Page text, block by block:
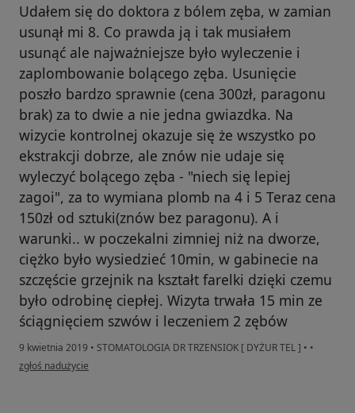
Udałem się do doktora z bólem zęba, w zamian
usunął mi 8. Co prawda ją i tak musiałem
usunąć ale najważniejsze było wyleczenie i
zaplombowanie bolącego zęba. Usunięcie
poszło bardzo sprawnie (cena 300zł, paragonu
brak) za to dwie a nie jedna gwiazdka. Na
wizycie kontrolnej okazuje się że wszystko po
ekstrakcji dobrze, ale znów nie udaje się
wyleczyć bolącego zęba - "niech się lepiej
zagoi", za to wymiana plomb na 4 i 5 Teraz cena
150zł od sztuki(znów bez paragonu). A i
warunki.. w poczekalni zimniej niż na dworze,
ciężko było wysiedzieć 10min, w gabinecie na
szczęście grzejnik na kształt farelki dzięki czemu
było odrobinę ciepłej. Wizyta trwała 15 min ze
ściągnięciem szwów i leczeniem 2 zębów
9 kwietnia 2019 • STOMATOLOGIA DR TRZENSIOK [ DYŻUR TEL ] • •
w opinii użytkownika Konto zostało usunięte
zgłoś nadużycie